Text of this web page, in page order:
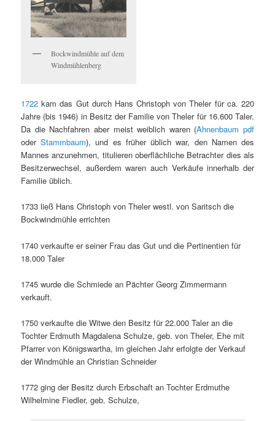
Bockwindmühle auf dem
Windmühlenberg
1722 kam das Gut durch Hans Christoph von Theler für ca. 220
Jahre (bis 1946) in Besitz der Familie von Theler für 16.600 Taler.
Da die Nachfahren aber meist weiblich waren (Ahnenbaum pdf
oderStammbaum), und es früher üblich war, den Namen des
Mannes anzunehmen, titulieren oberflächliche Betrachter dies als
Besitzerwechsel, außerdem waren auch Verkäufe innerhalb der
Familie üblich.
1733 ließ Hans Christoph von Theler westl. von Saritsch die
Bockwindmühle errichten
1740 verkaufte er seiner Frau das Gut und die Pertinentien für
18.000 Taler
1745 wurde die Schmiede an Pächter Georg Zimmermann
verkauft.
1750 verkaufte die Witwe den Besitz für 22.000 Taler an die
Tochter Erdmuth Magdalena Schulze, geb. von Theler, Ehe mit
Pfarrer von Königswartha, im gleichen Jahr erfolgte der Verkauf
der Windmühle an Christian Schneider
1772 ging der Besitz durch Erbschaft an Tochter Erdmuthe
Wilhelmine Fiedler, geb. Schulze,